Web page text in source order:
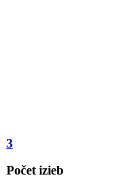
3
Počet izieb